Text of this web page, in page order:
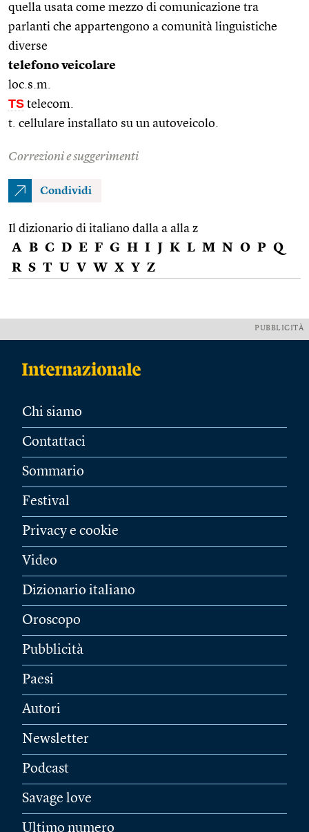
quella usata come mezzo di comunicazione tra
parlanti che appartengono a comunità linguistiche
diverse
telefono veicolare
loc.s.m.
TS telecom.
t. cellulare installato su un autoveicolo.
Correzioni e suggerimenti
Condividi
Il dizionario di italiano dalla a alla z
A B C D E F G H I J K L M N O P Q
R S T U V W X Y Z
PUBBLICITÀ
Chi siamo
Contattaci
Sommario
Festival
Privacy e cookie
Video
Dizionario italiano
Oroscopo
Pubblicità
Paesi
Autori
Newsletter
Podcast
Savage love
Ultimo numero